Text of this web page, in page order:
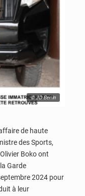
© JD Benin
de haute
des Sports,
Boko ont
Garde
2024 pour
à leur